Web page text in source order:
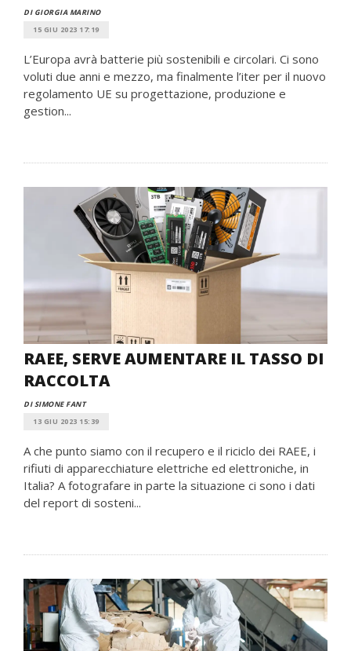
DI GIORGIA MARINO
15 GIU 2023 17:19
L’Europa avrà batterie più sostenibili e circolari. Ci sono
voluti due anni e mezzo, ma finalmente l’iter per il nuovo
regolamento UE su progettazione, produzione e
gestion...
RAEE, SERVE AUMENTARE IL TASSO DI
RACCOLTA
DI SIMONE FANT
13 GIU 2023 15:39
A che punto siamo con il recupero e il riciclo dei RAEE, i
rifiuti di apparecchiature elettriche ed elettroniche, in
Italia? A fotografare in parte la situazione ci sono i dati
del report di sosteni...